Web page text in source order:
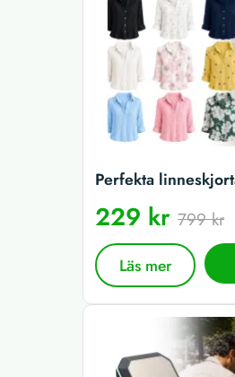
Perfekta
229 kr 799 kr
Läs mer